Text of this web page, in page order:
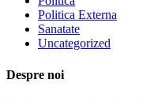
Politica Externa
Sanatate
Uncategorized
Despre noi